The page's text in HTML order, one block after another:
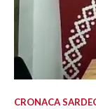
CRONACA